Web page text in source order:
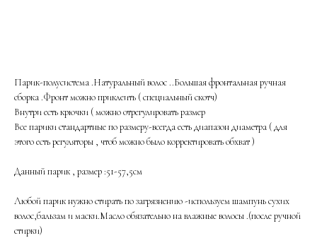
Парик-полусистема .Натуральный волос ..Большая фронтальная ручная
сборка .Фронт можно приклеить ( специальный скотч)
Внутри есть крючки ( можно отрегулировать размер
Все парики стандартные по размеру-всегда есть диапазон диаметра ( для
этого есть регуляторы , чтоб можно было корректировать обхват )
Данный парик , размер :51-57,5см
Любой парик нужно стирать по загрязнению -используем шампунь сухих
волос,бальзам и маски.Масло обязательно на влажные волосы .(после ручной
стирки)